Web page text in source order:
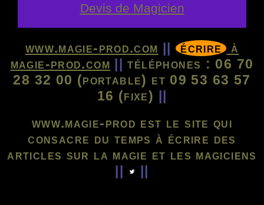
Devis de Magicien
www.magie-prod.com || écrire
à
magie-prod.com ||téléphones : 06 70
28 32 00 (portable) et 09 53 63 57
16 (fixe) ||
www.magie-prod est le site qui
consacre du temps à écrire des
articles sur la magie et les magiciens
||
||